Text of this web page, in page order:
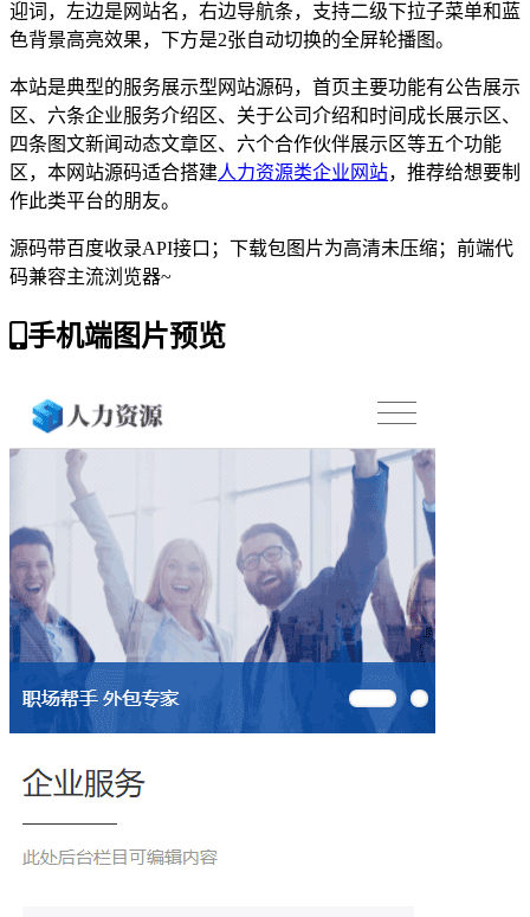
迎词，左边是网站名，右边导航条，支持二级下拉子菜单和蓝
色背景高亮效果，下方是2张自动切换的全屏轮播图。
本站是典型的服务展示型网站源码，首页主要功能有公告展示
区、六条企业服务介绍区、关于公司介绍和时间成长展示区、
四条图文新闻动态文章区、六个合作伙伴展示区等五个功能
区，本网站源码适合搭建人力资源类企业网站，推荐给想要制
作此类平台的朋友。
源码带百度收录API接口；下载包图片为高清未压缩；前端代
码兼容主流浏览器~
手机端图片预览